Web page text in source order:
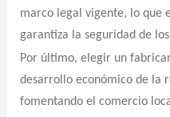
marco legal vigente, lo que
garantiza la seguridad de
Por último, elegir un
desarrollo económico de la
fomentando el comercio